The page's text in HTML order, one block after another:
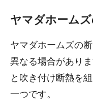
ヤマダホーム
ヤマダホームズの
異なる場合があり
と吹き付け断熱を
一つです。